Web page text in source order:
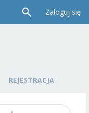
Zaloguj się
REJESTRACJA